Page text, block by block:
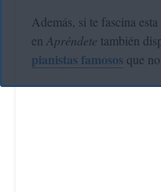
Además, si te fascina
en Apréndete también
pianistas famosos que